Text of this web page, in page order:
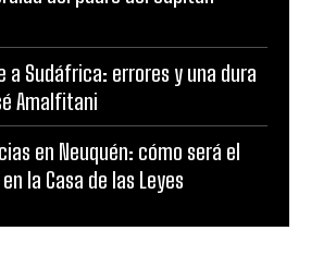
a Sudáfrica: errores y una dura
Amalfitani
en Neuquén: cómo será el
la Casa de las Leyes